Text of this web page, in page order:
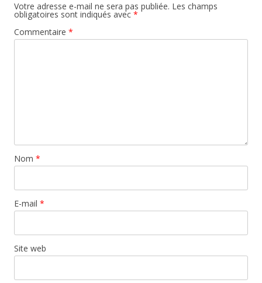
Votre adresse e-mail ne sera pas publiée. Les champs
obligatoires sont indiqués avec *
Commentaire *
Nom *
E-mail *
Site web